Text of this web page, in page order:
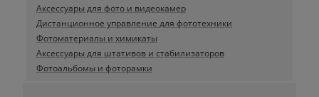
Аксессуары для фото и видеокамер
Дистанционное управление для фототехники
Фотоматериалы и химикаты
Аксессуары для штативов и стабилизаторов
Фотоальбомы и фоторамки